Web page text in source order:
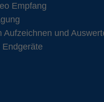
Empfang
Aufzeichnen und